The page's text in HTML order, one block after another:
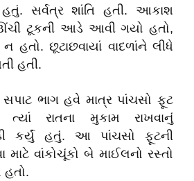
સર્વત્ર શાંતિ હતી. આકાશ
ટૂકની આડે આવી ગયો હતો,
હતો. છૂટાછવાયાં વાદળાંને લીધે
હતી.
ભાગ હવે માત્ર પાંચસો ફૂટ
રાતના મુકામ રાખવાનું
કર્યું હતું. આ પાંચસો ફૂટની
વાંકોચૂંકો બે માઈલનો રસ્તો
હતો.